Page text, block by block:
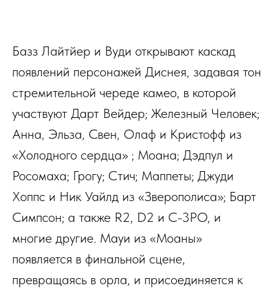
Базз Лайтйер и Вуди открывают каскад
появлений персонажей Диснея, задавая тон
стремительной череде камео, в которой
участвуют Дарт Вейдер; Железный Человек;
Анна, Эльза, Свен, Олаф и Кристофф из
«Холодного сердца» ; Моана; Дэдпул и
Росомаха; Грогу; Стич; Маппеты; Джуди
Хоппс и Ник Уайлд из «Зверополиса»; Барт
Симпсон; а также R2, D2 и C-3PO, и
многие другие. Мауи из «Моаны»
появляется в финальной сцене,
превращаясь в орла, и присоединяется к